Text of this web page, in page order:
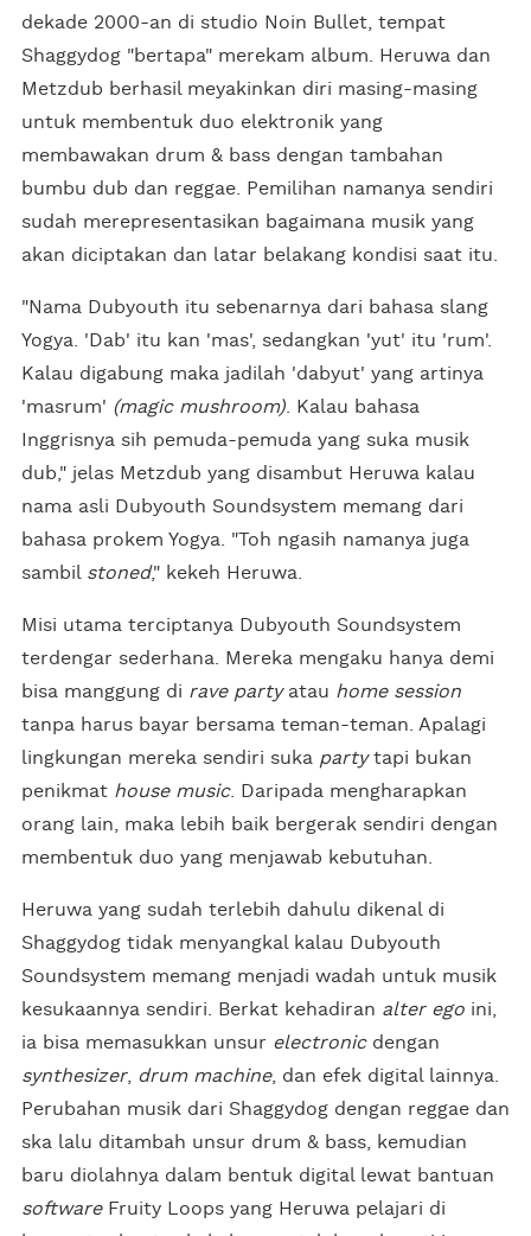
dekade 2000-an di studio Noin Bullet, tempat
Shaggydog "bertapa" merekam album. Heruwa dan
Metzdub berhasil meyakinkan diri masing-masing
untuk membentuk duo elektronik yang
membawakan drum & bass dengan tambahan
bumbu dub dan reggae. Pemilihan namanya sendiri
sudah merepresentasikan bagaimana musik yang
akan diciptakan dan latar belakang kondisi saat itu.
"Nama Dubyouth itu sebenarnya dari bahasa slang
Yogya. 'Dab' itu kan 'mas', sedangkan 'yut' itu 'rum'.
Kalau digabung maka jadilah 'dabyut' yang artinya
'masrum' (magic mushroom) . Kalau bahasa
Inggrisnya sih pemuda-pemuda yang suka musik
dub," jelas Metzdub yang disambut Heruwa kalau
nama asli Dubyouth Soundsystem memang dari
bahasa prokem Yogya. "Toh ngasih namanya juga
sambil stoned," kekeh Heruwa.
Misi utama terciptanya Dubyouth Soundsystem
terdengar sederhana. Mereka mengaku hanya demi
bisa manggung di rave partyatau home session
tanpa harus bayar bersama teman-teman. Apalagi
lingkungan mereka sendiri suka partytapi bukan
penikmat house music. Daripada mengharapkan
orang lain, maka lebih baik bergerak sendiri dengan
membentuk duo yang menjawab kebutuhan.
Heruwa yang sudah terlebih dahulu dikenal di
Shaggydog tidak menyangkal kalau Dubyouth
Soundsystem memang menjadi wadah untuk musik
kesukaannya sendiri. Berkat kehadiran alter ego ini,
ia bisa memasukkan unsur electronicdengan
synthesizer, drum machine, dan efek digital lainnya.
Perubahan musik dari Shaggydog dengan reggae dan
ska lalu ditambah unsur drum & bass, kemudian
baru diolahnya dalam bentuk digital lewat bantuan
softwareFruity Loops yang Heruwa pelajari di